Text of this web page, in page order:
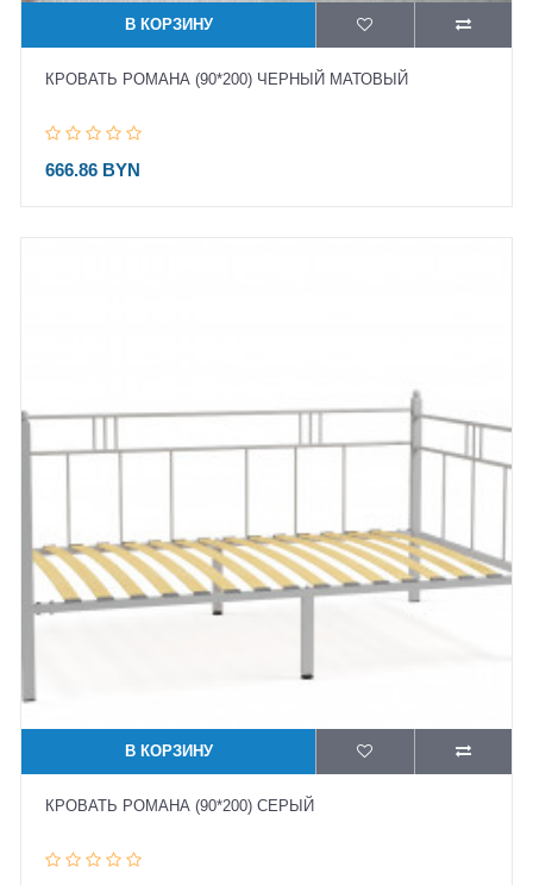
В КОРЗИНУ
КРОВАТЬ РОМАНА (90*200) ЧЕРНЫЙ МАТОВЫЙ
666.86 BYN
В КОРЗИНУ
КРОВАТЬ РОМАНА (90*200) СЕРЫЙ